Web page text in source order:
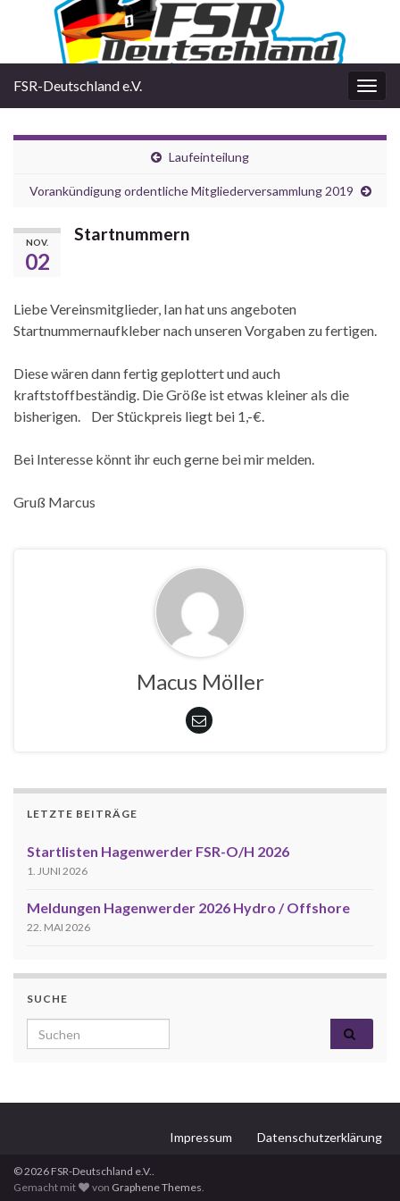
FSR-Deutschland e.V.
Laufeinteilung
Vorankündigung ordentliche Mitgliederversammlung 2019
NOV.
02
Startnummern
Liebe Vereinsmitglieder, Ian hat uns angeboten
Startnummernaufkleber nach unseren Vorgaben zu fertigen.
Diese wären dann fertig geplottert und auch
kraftstoffbeständig. Die Größe ist etwas kleiner als die
bisherigen. Der Stückpreis liegt bei 1,-€.
Bei Interesse könnt ihr euch gerne bei mir melden.
Gruß Marcus
Macus Möller
LETZTE BEITRÄGE
Startlisten Hagenwerder FSR-O/H 2026
1. JUNI 2026
Meldungen Hagenwerder 2026 Hydro / Offshore
22. MAI 2026
SUCHE
Search for:
Impressum Datenschutzerklärung
© 2026 FSR-Deutschland e.V..
Gemacht mit
von Graphene Themes.